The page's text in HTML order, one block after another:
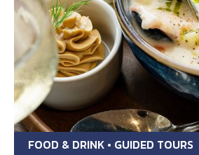
FOOD & DRINK • GUIDED TOURS